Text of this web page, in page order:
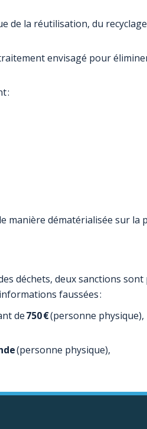
de la réutilisation, du
envisagé pour
:
manière dématérialisée sur la
déchets, deux sanctions sont
faussées :
de750 €(personne physique),
(personne physique),